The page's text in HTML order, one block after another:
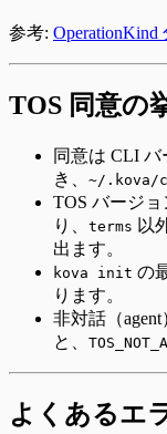
参考: OperationKind
TOS 同意の
同意は CLI
き、 ~/.kova/
TOS バージ
り、 terms 以
出ます。
kova init の
ります。
非対話（
と、
よくあるエ